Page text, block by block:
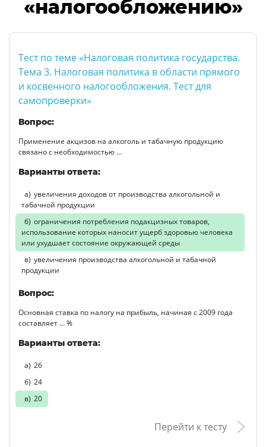
«налогообложению»
Тест по теме «Налоговая политика государства.
Тема 3. Налоговая политика в области прямого
и косвенного налогообложения. Тест для
самопроверки»
Вопрос:
Применение акцизов на алкоголь и табачную продукцию
связано с необходимостью …
Варианты ответа:
увеличения доходов от производства алкогольной и
табачной продукции
ограничения потребления подакцизных товаров,
использование которых наносит ущерб здоровью человека
или ухудшает состояние окружающей среды
увеличения производства алкогольной и табачной
продукции
Вопрос:
Основная ставка по налогу на прибыль, начиная с 2009 года
составляет … %
Варианты ответа:
26
24
20
Перейти к тесту